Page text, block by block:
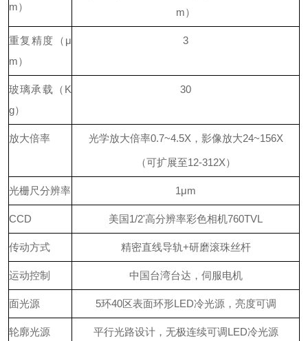
m）
m）
重复精度 （μ
m）
3
玻璃承载（ K
g）
30
放大倍率 光学放大倍率0.7~4.5X，影像放大24~156X
（可扩展至12-312X）
光栅尺分辨率 1μm
CCD 美国1/2'高分辨率彩色相机760TVL
传动方式 精密直线导轨+研磨滚珠丝杆
运动控制 中国台湾台达，伺服电机
面光源 5环40区表面环形LED冷光源，亮度可调
轮廓光源 平行光路设计，无极连续可调LED冷光源